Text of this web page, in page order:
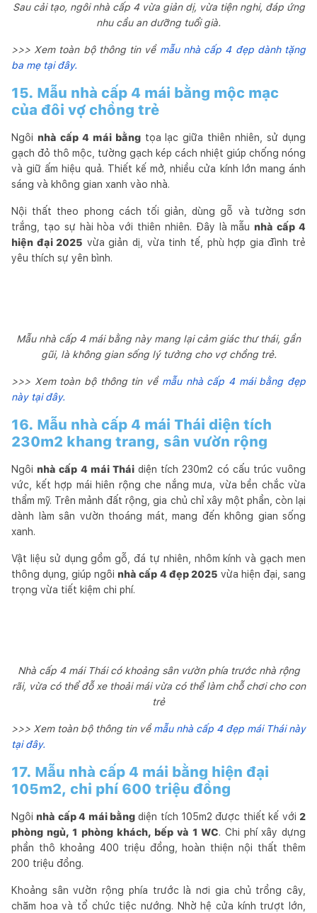
Sau cải tạo, ngôi nhà cấp 4 vừa giản dị, vừa tiện nghi, đáp ứng
nhu cầu an dưỡng tuổi già.
>>> Xem toàn bộ thông tin về mẫu nhà cấp 4 đẹp dành tặng
ba mẹ tại đây.
15. Mẫu nhà cấp 4 mái bằng mộc mạc
của đôi vợ chồng trẻ
Ngôi nhà cấp 4 mái bằngtọa lạc giữa thiên nhiên, sử dụng
gạch đỏ thô mộc, tường gạch kép cách nhiệt giúp chống nóng
và giữ ấm hiệu quả. Thiết kế mở, nhiều cửa kính lớn mang ánh
sáng và không gian xanh vào nhà.
Nội thất theo phong cách tối giản, dùng gỗ và tường sơn
trắng, tạo sự hài hòa với thiên nhiên. Đây là mẫu nhà cấp 4
hiện đại 2025 vừa giản dị, vừa tinh tế, phù hợp gia đình trẻ
yêu thích sự yên bình.
Mẫu nhà cấp 4 mái bằng này mang lại cảm giác thư thái, gần
gũi, là không gian sống lý tưởng cho vợ chồng trẻ.
>>> Xem toàn bộ thông tin vềmẫu nhà cấp 4 mái bằng đẹp
này tại đây.
16. Mẫu nhà cấp 4 mái Thái diện tích
230m2 khang trang, sân vườn rộng
Ngôi nhà cấp 4 mái Tháidiện tích 230m2 có cấu trúc vuông
vức, kết hợp mái hiên rộng che nắng mưa, vừa bền chắc vừa
thẩm mỹ. Trên mảnh đất rộng, gia chủ chỉ xây một phần, còn lại
dành làm sân vườn thoáng mát, mang đến không gian sống
xanh.
Vật liệu sử dụng gồm gỗ, đá tự nhiên, nhôm kính và gạch men
thông dụng, giúp ngôi nhà cấp 4 đẹp 2025 vừa hiện đại, sang
trọng vừa tiết kiệm chi phí.
Nhà cấp 4 mái Thái có khoảng sân vườn phía trước nhà rộng
rãi, vừa có thể đỗ xe thoải mái vừa có thể làm chỗ chơi cho con
trẻ
>>> Xem toàn bộ thông tin về mẫu nhà cấp 4 đẹp mái Thái này
tại đây.
17. Mẫu nhà cấp 4 mái bằng hiện đại
105m2, chi phí 600 triệu đồng
Ngôi nhà cấp 4 mái bằngdiện tích 105m2 được thiết kế với 2
phòng ngủ, 1 phòng khách, bếp và 1 WC. Chi phí xây dựng
phần thô khoảng 400 triệu đồng, hoàn thiện nội thất thêm
200 triệu đồng.
Khoảng sân vườn rộng phía trước là nơi gia chủ trồng cây,
chăm hoa và tổ chức tiệc nướng. Nhờ hệ cửa kính trượt lớn,